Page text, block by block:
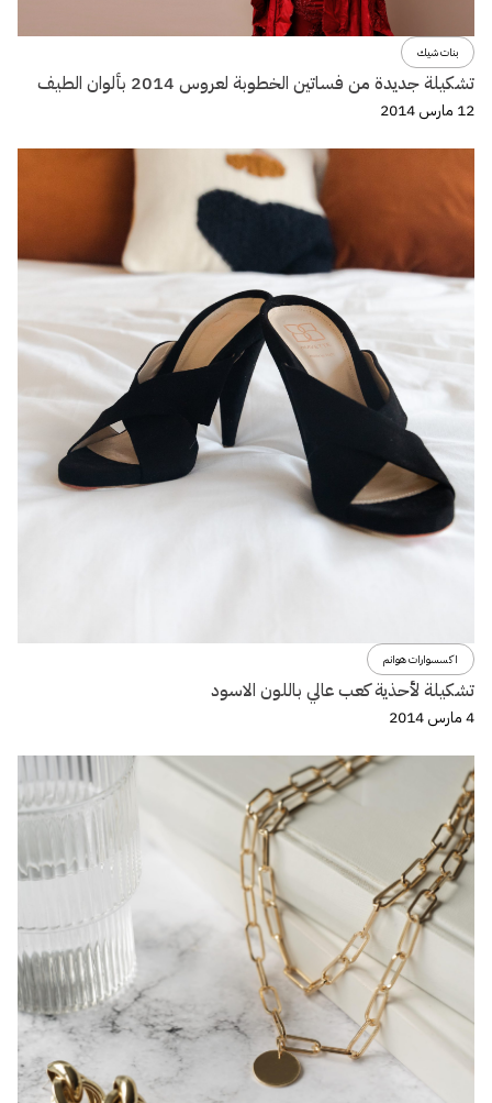
بنات شيك
تشكيلة جديدة من فساتين الخطوبة لعروس 2014 بألوان الطيف
12 مارس 2014
اكسسوارات هوانم
تشكيلة لأحذية كعب عالي باللون الاسود
4 مارس 2014